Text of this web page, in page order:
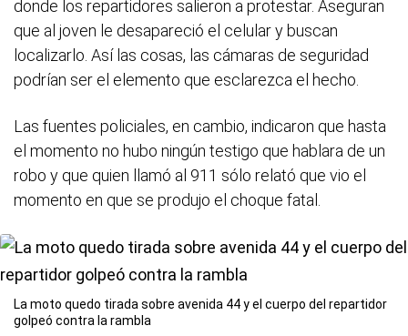
donde los repartidores salieron a protestar. Aseguran
que al joven le desapareció el celular y buscan
localizarlo. Así las cosas, las cámaras de seguridad
podrían ser el elemento que esclarezca el hecho.
Las fuentes policiales, en cambio, indicaron que hasta
el momento no hubo ningún testigo que hablara de un
robo y que quien llamó al 911 sólo relató que vio el
momento en que se produjo el choque fatal.
La moto quedo tirada sobre avenida 44 y el cuerpo del repartidor
golpeó contra la rambla